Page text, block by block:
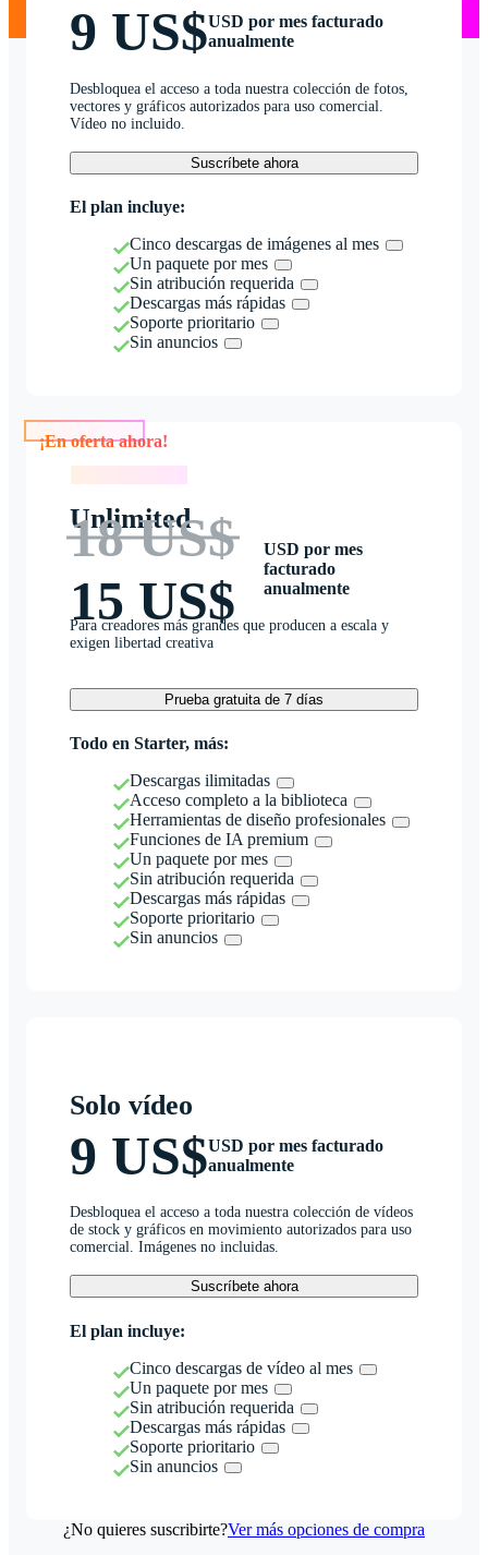
9 US$USD por mes facturado
anualmente
Desbloquea el acceso a toda nuestra colección de fotos,
vectores y gráficos autorizados para uso comercial.
Vídeo no incluido.
Suscríbete ahora
El plan incluye:
Cinco descargas de imágenes al mes
Un paquete por mes
Sin atribución requerida
Descargas más rápidas
Soporte prioritario
Sin anuncios
Unlimited
18 US$
15 US$
USD por mes
facturado
anualmente
Para creadores más grandes que producen a escala y
exigen libertad creativa
Prueba gratuita de 7 días
Todo en Starter, más:
Descargas ilimitadas
Acceso completo a la biblioteca
Herramientas de diseño profesionales
Funciones de IA premium
Un paquete por mes
Sin atribución requerida
Descargas más rápidas
Soporte prioritario
Sin anuncios
Solo vídeo
9 US$USD por mes facturado
anualmente
Desbloquea el acceso a toda nuestra colección de vídeos
de stock y gráficos en movimiento autorizados para uso
comercial. Imágenes no incluidas.
Suscríbete ahora
El plan incluye:
Cinco descargas de vídeo al mes
Un paquete por mes
Sin atribución requerida
Descargas más rápidas
Soporte prioritario
Sin anuncios
¿No quieres suscribirte?Ver más opciones de compra